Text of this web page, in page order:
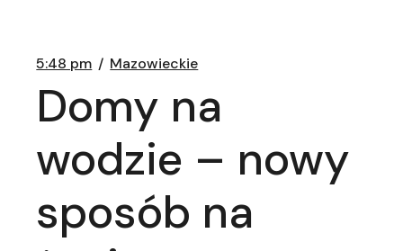
5:48 pm Mazowieckie
Domy na
wodzie – nowy
sposób na